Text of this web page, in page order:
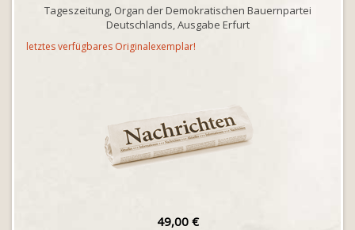
Tageszeitung, Organ der Demokratischen Bauernpartei
Deutschlands, Ausgabe Erfurt
letztes verfügbares Originalexemplar!
49,00 €